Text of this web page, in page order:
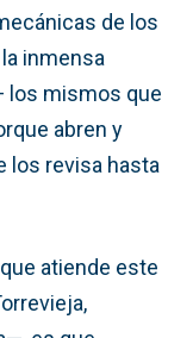
de los
inmensa
los mismos que
abren y
los revisa hasta
atiende este